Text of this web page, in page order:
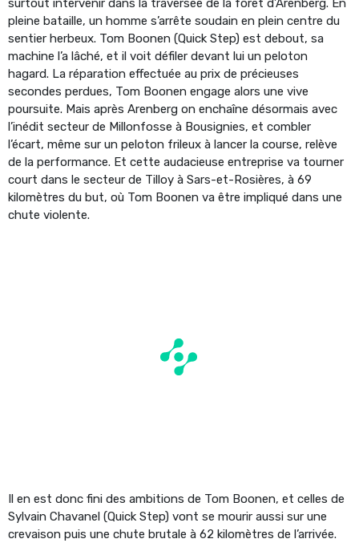
surtout intervenir dans la traversée de la forêt d’Arenberg. En
pleine bataille, un homme s’arrête soudain en plein centre du
sentier herbeux. Tom Boonen (Quick Step) est debout, sa
machine l’a lâché, et il voit défiler devant lui un peloton
hagard. La réparation effectuée au prix de précieuses
secondes perdues, Tom Boonen engage alors une vive
poursuite. Mais après Arenberg on enchaîne désormais avec
l’inédit secteur de Millonfosse à Bousignies, et combler
l’écart, même sur un peloton frileux à lancer la course, relève
de la performance. Et cette audacieuse entreprise va tourner
court dans le secteur de Tilloy à Sars-et-Rosières, à 69
kilomètres du but, où Tom Boonen va être impliqué dans une
chute violente.
Il en est donc fini des ambitions de Tom Boonen, et celles de
Sylvain Chavanel (Quick Step) vont se mourir aussi sur une
crevaison puis une chute brutale à 62 kilomètres de l’arrivée.